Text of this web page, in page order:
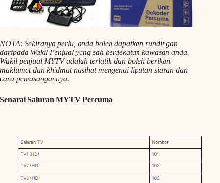
NOTA: Sekiranya perlu, anda boleh dapatkan rundingan
daripada Wakil Penjual yang sah berdekatan kawasan anda.
Wakil penjual MYTV adalah terlatih dan boleh berikan
maklumat dan khidmat nasihat mengenai liputan siaran dan
cara pemasangannya.
Senarai Saluran MYTV Percuma